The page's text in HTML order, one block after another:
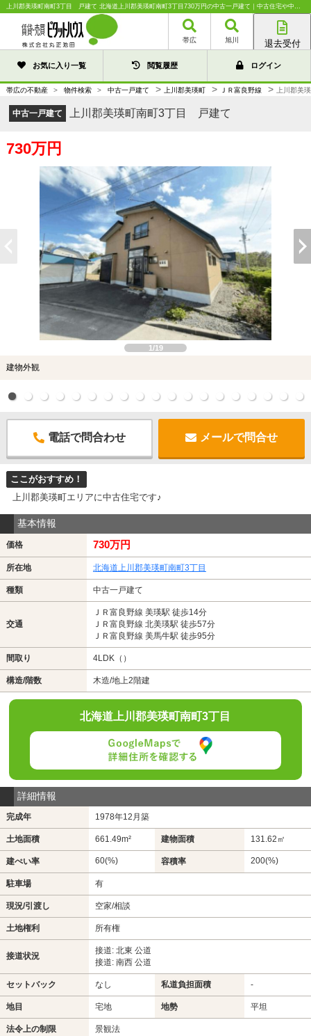
上川郡美瑛町南町3丁目 戸建て 北海道上川郡美瑛町南町3丁目730万円の中古一戸建て｜中古住宅や中古物件情報｜株式会社丸正池田
帯広 旭川 退去受付
旭川店
お気に入り一覧 閲覧履歴 ログイン
帯広の不動産 > 物件検索 > 中古一戸建て > 上川郡美瑛町 > ＪＲ富良野線 > 上川郡美
中古一戸建て 上川郡美瑛町南町3丁目 戸建て
730万円
1/19
建物外観
電話で問合わせ メールで問合せ
ここがおすすめ！
上川郡美瑛町エリアに中古住宅です♪
基本情報
価格 730万円
所在地 北海道上川郡美瑛町南町3丁目
種類 中古一戸建て
交通
ＪＲ富良野線 美瑛駅 徒歩14分
ＪＲ富良野線 北美瑛駅 徒歩57分
ＪＲ富良野線 美馬牛駅 徒歩95分
間取り 4LDK（）
構造/階数 木造/地上2階建
北海道上川郡美瑛町南町3丁目
詳細情報
完成年 1978年12月築
土地面積 661.49m² 建物面積 131.62㎡
建ぺい率 60(%) 容積率 200(%)
駐車場 有
現況/引渡し 空家/相談
土地権利 所有権
接道状況
接道: 北東 公道
接道: 南西 公道
セットバック なし 私道負担面積 -
地目 宅地 地勢 平坦
法令上の制限 景観法